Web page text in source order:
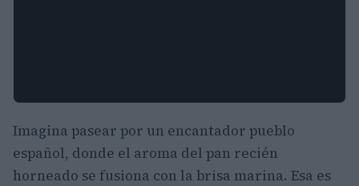
Imagina pasear por un encantador pueblo
español, donde el aroma del pan recién
horneado se fusiona con la brisa marina. Esa es